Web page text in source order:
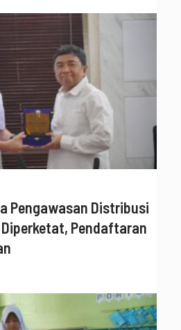
Pengawasan Distribusi
Pendaftaran